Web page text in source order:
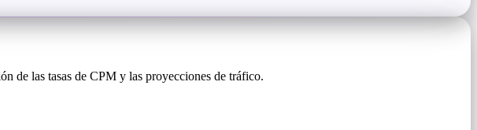
de las tasas de CPM y las proyecciones de tráfico.